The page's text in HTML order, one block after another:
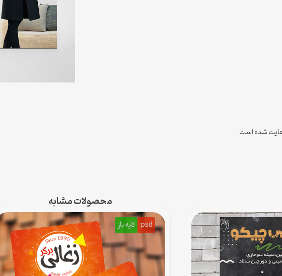
شده است
محصولات مشابه
psd لایه باز